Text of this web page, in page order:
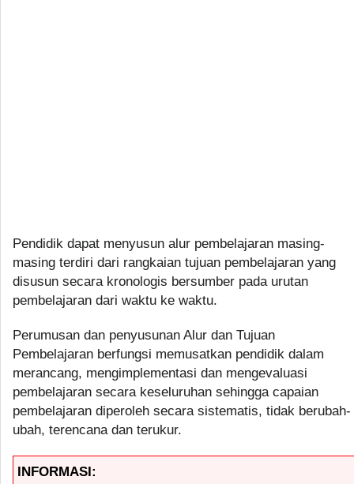
Pendidik dapat menyusun alur pembelajaran masing-
masing terdiri dari rangkaian tujuan pembelajaran yang
disusun secara kronologis bersumber pada urutan
pembelajaran dari waktu ke waktu.
Perumusan dan penyusunan Alur dan Tujuan
Pembelajaran berfungsi memusatkan pendidik dalam
merancang, mengimplementasi dan mengevaluasi
pembelajaran secara keseluruhan sehingga capaian
pembelajaran diperoleh secara sistematis, tidak berubah-
ubah, terencana dan terukur.
INFORMASI: